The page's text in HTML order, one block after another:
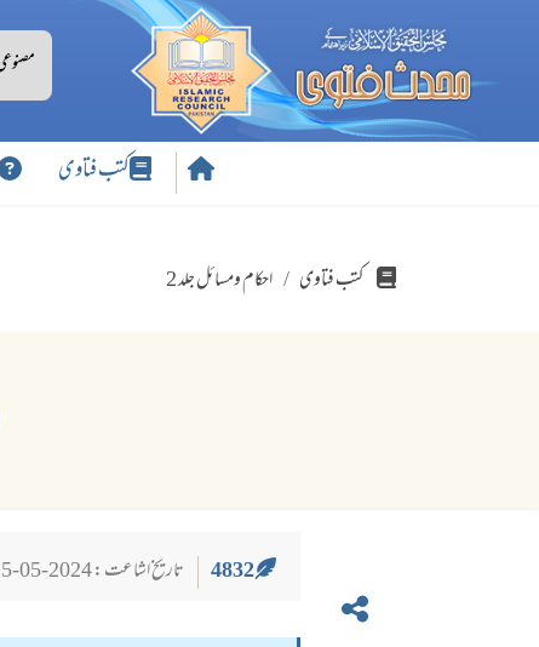
کتب فتاوی
کتب فتاوی احکام ومسائل جلد 2
4832 تاریخ اشاعت : 2024-05-25